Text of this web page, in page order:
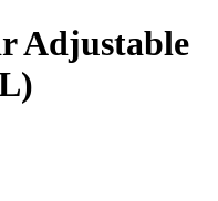
priset
var:
349.00 kr.
priset
är:
Adjustable